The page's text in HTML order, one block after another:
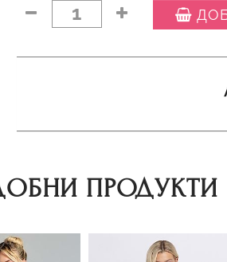
1
ПРОДУКТИ